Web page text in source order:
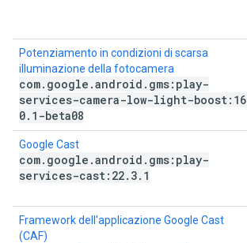
Potenziamento in condizioni di scarsa
illuminazione della fotocamera
com. google .android . gms:play-
services-camera-low-light-boost:16
0. 1-beta08
Google Cast
com. google .android . gms:play-
services-cast:22. 3. 1
Framework dell'applicazione Google Cast
(CAF)